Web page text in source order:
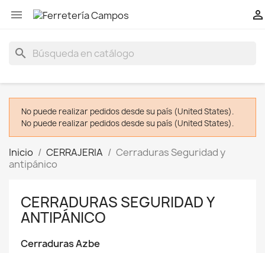
 
search
No puede realizar pedidos desde su país (United States).
No puede realizar pedidos desde su país (United States).
Inicio CERRAJERIA
Cerraduras Seguridad y
antipánico
CERRADURAS SEGURIDAD Y
ANTIPÁNICO
Cerraduras Azbe